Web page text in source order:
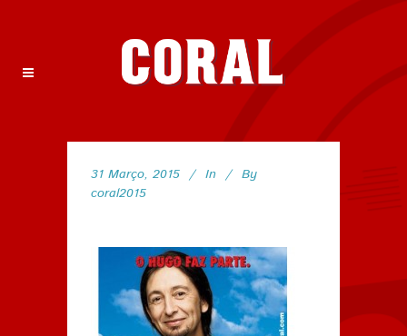
31 Março, 2015 In
By
coral2015